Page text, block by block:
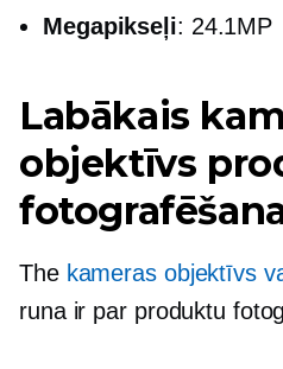
Megapikseļi: 24.1MP
Labākais
objektīvs
The kameras objektīvs
runa ir par produktu